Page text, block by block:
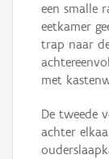
een smalle
eetkamer
trap naar
met
De tweede
achter